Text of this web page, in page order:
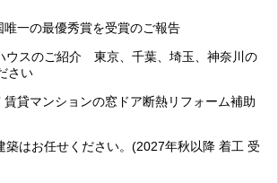
一の最優秀賞を受賞のご報告
ウスのご紹介 東京、千葉、埼玉、神奈川の
さい
貸マンションの窓ドア断熱リフォーム補助
築はお任せください。(2027年秋以降 着工 受